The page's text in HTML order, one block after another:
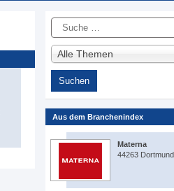
Suche
Alle Themen
Aus dem Branchenindex
Materna
44263 Dortmund